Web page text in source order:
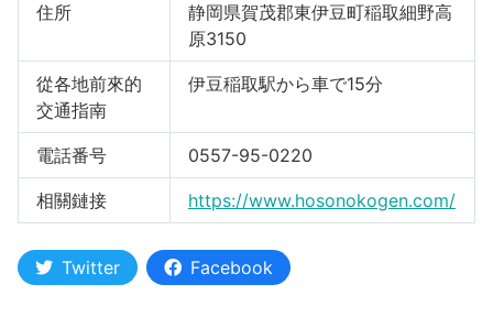
伊豆市
伊豆之國市
三島市
住所
静岡県賀茂郡東伊豆町稲取細野高
原3150
從各地前來的
交通指南
伊豆稲取駅から車で15分
電話番号 0557-95-0220
相關鏈接 https://www.hosonokogen.com/
Twitter Facebook